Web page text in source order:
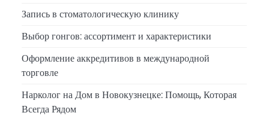
Запись в стоматологическую клинику
Выбор гонгов: ассортимент и характеристики
Оформление аккредитивов в международной
торговле
Нарколог на Дом в Новокузнецке: Помощь, Которая
Всегда Рядом